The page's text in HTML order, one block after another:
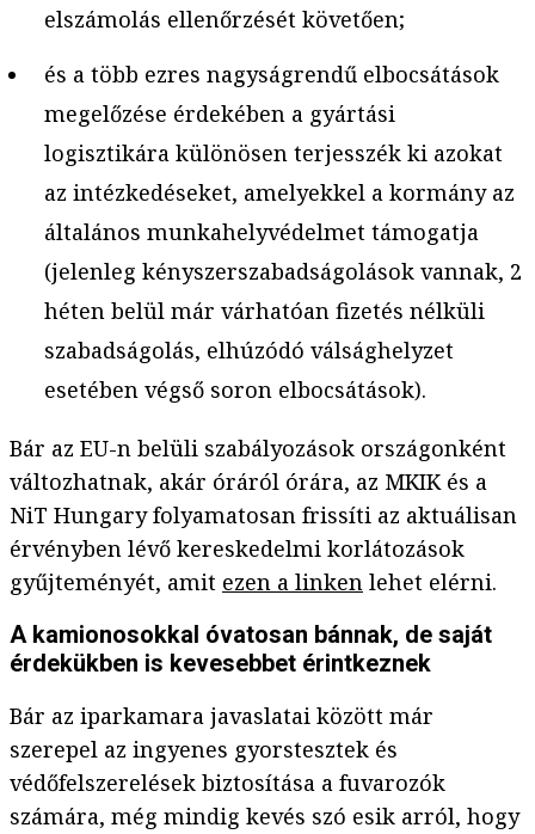
elszámolás ellenőrzését követően;
és a több ezres nagyságrendű elbocsátások
megelőzése érdekében a gyártási
logisztikára különösen terjesszék ki azokat
az intézkedéseket, amelyekkel a kormány az
általános munkahelyvédelmet támogatja
(jelenleg kényszerszabadságolások vannak, 2
héten belül már várhatóan fizetés nélküli
szabadságolás, elhúzódó válsághelyzet
esetében végső soron elbocsátások).
Bár az EU-n belüli szabályozások országonként
változhatnak, akár óráról órára, az MKIK és a
NiT Hungary folyamatosan frissíti az aktuálisan
érvényben lévő kereskedelmi korlátozások
gyűjteményét, amit ezen a linken lehet elérni.
A kamionosokkal óvatosan bánnak, de saját
érdekükben is kevesebbet érintkeznek
Bár az iparkamara javaslatai között már
szerepel az ingyenes gyorstesztek és
védőfelszerelések biztosítása a fuvarozók
számára, még mindig kevés szó esik arról, hogy